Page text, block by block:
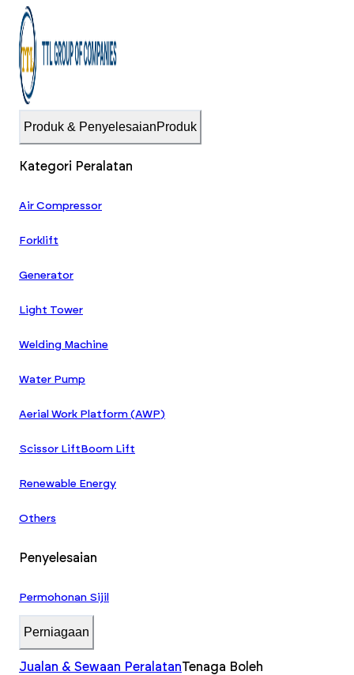
Produk & PenyelesaianProduk
Kategori Peralatan
Air Compressor
Forklift
Generator
Light Tower
Welding Machine
Water Pump
Aerial Work Platform (AWP)
Scissor Lift Boom Lift
Renewable Energy
Others
Penyelesaian
Permohonan Sijil
Perniagaan
Jualan & Sewaan PeralatanTenaga Boleh